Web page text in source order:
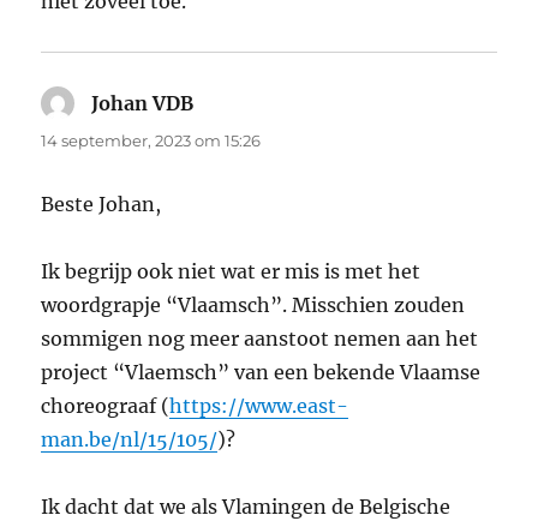
Johan VDB
14 september, 2023 om 15:26
Beste Johan,
Ik begrijp ook niet wat er mis is met het
woordgrapje “Vlaamsch”. Misschien zouden
sommigen nog meer aanstoot nemen aan het
project “Vlaemsch” van een bekende Vlaamse
choreograaf (https://www.east-
man.be/nl/15/105/)?
Ik dacht dat we als Vlamingen de Belgische